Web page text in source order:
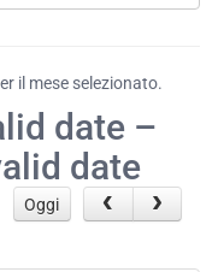
il mese selezionato.
date –
date
Oggi